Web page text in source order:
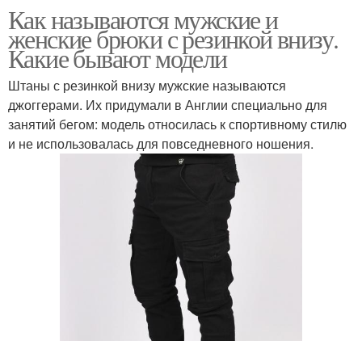
Как называются мужские и
женские брюки с резинкой внизу.
Какие бывают модели
Штаны с резинкой внизу мужские называются
джоггерами. Их придумали в Англии специально для
занятий бегом: модель относилась к спортивному стилю
и не использовалась для повседневного ношения.